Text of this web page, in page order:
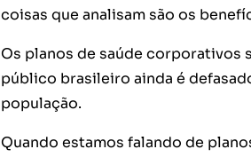
coisas que analisam são os
Os planos de saúde corporativos
público brasileiro ainda é
população.
Quando estamos falando de